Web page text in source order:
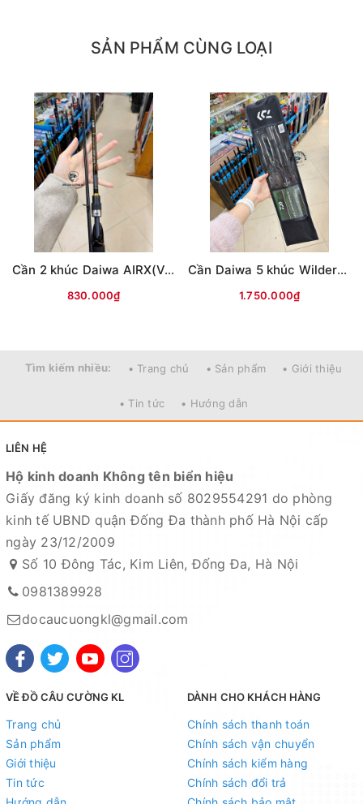
Mọi thắc mắc liên hệ SĐT
091.258.3939 để được giải đáp.
CAM KẾT CỦA CỬA HÀNG CHÚNG TÔI
Đồ câu chính hãng, đúng thông tin mô tả và sản phẩm
đặt mua của khách hàng
SẢN PHẨM CÙNG LOẠI
Cần 2 khúc Daiwa AIRX(Vân chéo nâu)
830.000₫
Cần Daiwa 5 khúc Wilderness X 23(WD)
1.750.000₫
Tìm kiếm nhiều: • Trang chủ • Sản phẩm • Giới thiệu
• Tin tức • Hướng dẫn
LIÊN HỆ
Hộ kinh doanh Không tên biển hiệu
Giấy đăng ký kinh doanh số 8029554291 do phòng
kinh tế UBND quận Đống Đa thành phố Hà Nội cấp
ngày 23/12/2009
Số 10 Đông Tác, Kim Liên, Đống Đa, Hà Nội
0981389928
docaucuongkl@gmail.com
VỀ ĐỒ CÂU CƯỜNG KL
Trang chủ
Sản phẩm
Giới thiệu
Tin tức
DÀNH CHO KHÁCH HÀNG
Chính sách thanh toán
Chính sách vận chuyển
Chính sách kiểm hàng
Chính sách đổi trả